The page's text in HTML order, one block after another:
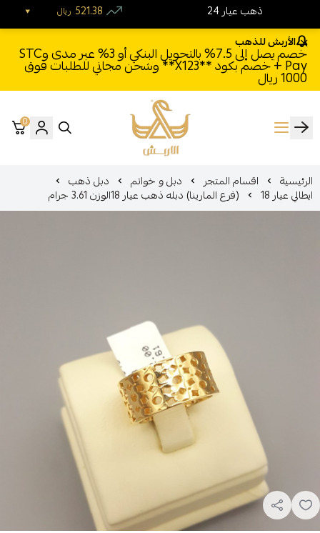
الأربش للذهب
خصم يصل إلى 7.5% بالتحويل البنكي أو 3% عبر مدى وSTC
Pay + خصم بكود **X123** وشحن مجاني للطلبات فوق
1000 ريال
الأربش للذهب
0
الرئيسية اقسام المتجر دبل و خواتم دبل ذهب
ايطالي عيار 18 (فرع المارينا) دبله ذهب عيار 18الوزن 3.61 جرام
24 ذهب عيار ريال 521.38